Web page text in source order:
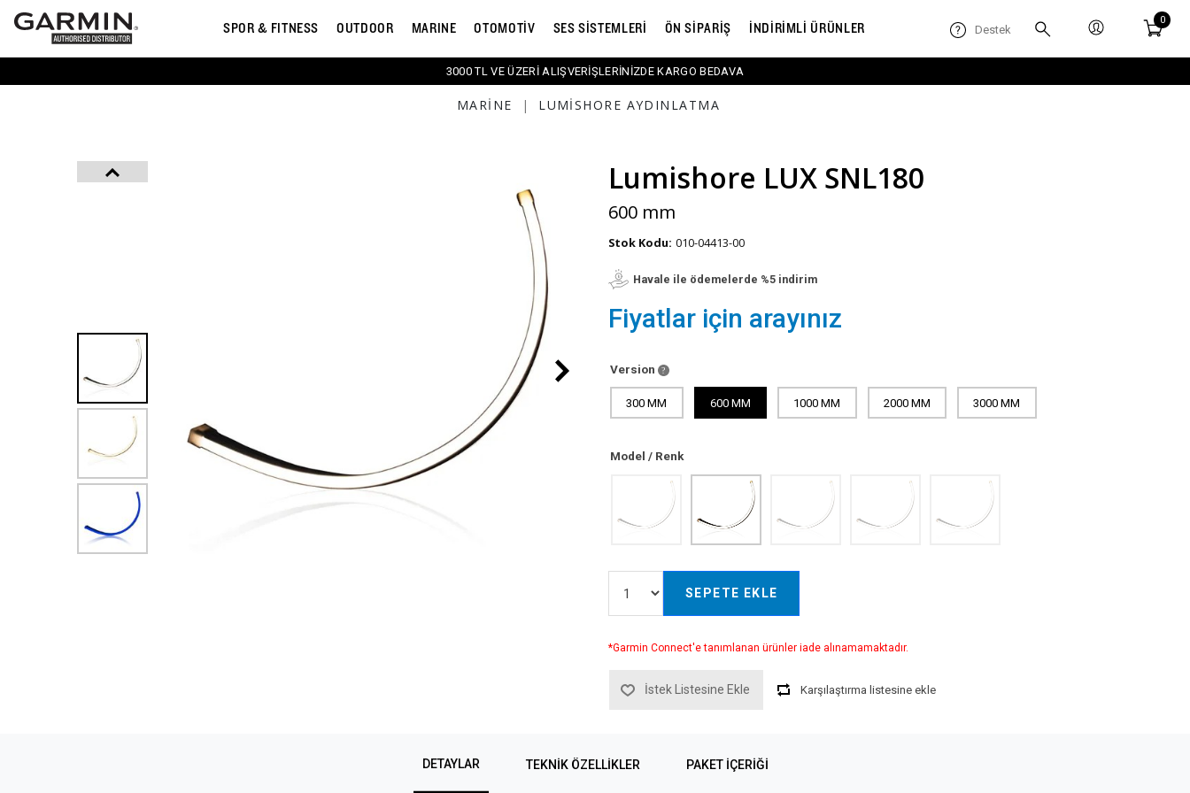
SPOR & FITNESS OUTDOOR MARINE OTOMOTİV SES SİSTEMLERİ ÖN SİPARİŞ İNDİRİMLİ ÜRÜNLER Destek
0
3000 TL VE ÜZERİ ALIŞVERİŞLERİNİZDE KARGO BEDAVA
MARINE | LUMISHORE AYDINLATMA
Lumishore LUX SNL180
600 mm
Stok Kodu: 010-04413-00
Havale ile ödemelerde %5 indirim
Fiyatlar için arayınız
Version
300 MM 600 MM 1000 MM 2000 MM 3000 MM
Model / Renk
SEPETE EKLE
*Garmin Connect'e tanımlanan ürünler iade alınamamaktadır.
İstek Listesine Ekle Karşılaştırma listesine ekle
DETAYLAR TEKNIK ÖZELLIKLER PAKET İÇERİĞİ